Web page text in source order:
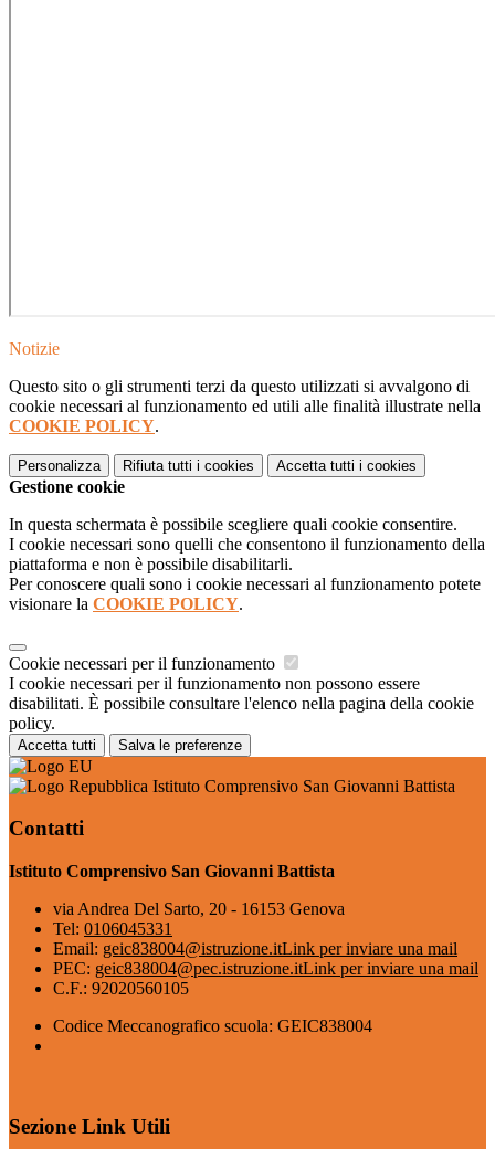
Notizie
Questo sito o gli strumenti terzi da questo utilizzati si avvalgono di
cookie necessari al funzionamento ed utili alle finalità illustrate nella
COOKIE POLICY.
Personalizza Rifiuta tutti i cookies Accetta tutti i cookies
Gestione cookie
In questa schermata è possibile scegliere quali cookie consentire.
I cookie necessari sono quelli che consentono il funzionamento della
piattaforma e non è possibile disabilitarli.
Per conoscere quali sono i cookie necessari al funzionamento potete
visionare la COOKIE POLICY.
Cookie necessari per il funzionamento
I cookie necessari per il funzionamento non possono essere
disabilitati. È possibile consultare l'elenco nella pagina della cookie
policy.
Accetta tutti Salva le preferenze
Istituto Comprensivo San Giovanni Battista
Contatti
Istituto Comprensivo San Giovanni Battista
via Andrea Del Sarto, 20 - 16153 Genova
Tel: 0106045331
Email: geic838004@istruzione.itLink per inviare una mail
PEC: geic838004@pec.istruzione.itLink per inviare una mail
C.F.: 92020560105
Codice Meccanografico scuola: GEIC838004
Sezione Link Utili